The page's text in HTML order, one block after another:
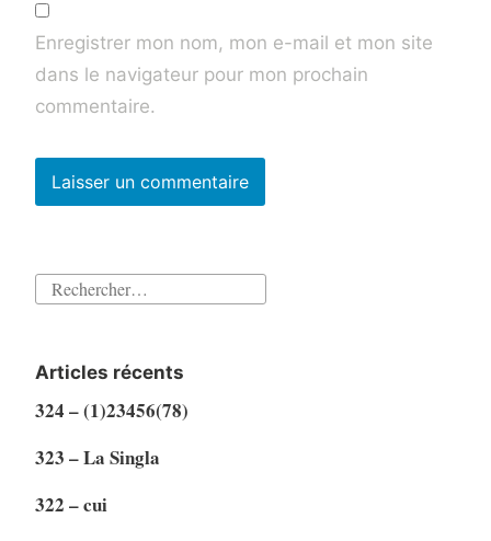
Enregistrer mon nom, mon e-mail et mon site
dans le navigateur pour mon prochain
commentaire.
Rechercher :
Articles récents
324 – (1)23456(78)
323 – La Singla
322 – cui